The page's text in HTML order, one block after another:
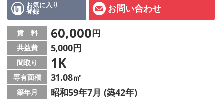
お気に入り
登録 お問い合わせ
賃 料 60,000円
共益費 5,000円
間取り 1K
専有面積 31.08㎡
築年月 昭和59年7月 (築42年)